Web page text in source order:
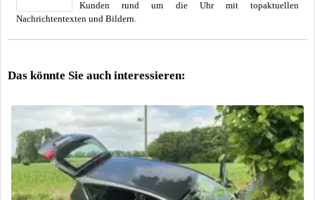
Kunden rund um die Uhr mit topaktuellen
Nachrichtentexten und Bildern.
Das könnte Sie auch interessieren: